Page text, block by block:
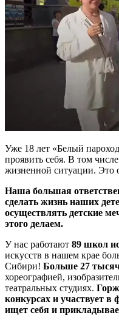
Уже 18 лет «Белый
проявить себя. В том
жизненной ситуации. Это
Наша большая
сделать жизнь наших
осуществлять детские
этого делаем.
У нас работают 89 школ
искусств в нашем крае
Сибири! Больше 27
хореографией,
театральных студиях.
конкурсах и участвует в
ищет себя и